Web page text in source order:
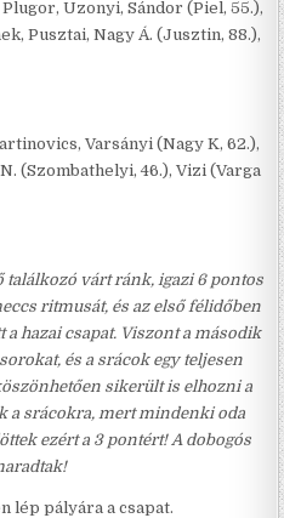
Uzonyi, Sándor (Piel, 55.),
Pusztai, Nagy Á. (Jusztin, 88.),
Varsányi (Nagy K, 62.),
(Szombathelyi, 46.), Vizi (Varga
találkozó várt ránk, igazi 6 pontos
ritmusát, és az első félidőben
hazai csapat. Viszont a második
és a srácok egy teljesen
sikerült is elhozni a
a srácokra, mert mindenki oda
ezért a 3 pontért! A dobogós
lép pályára a csapat.